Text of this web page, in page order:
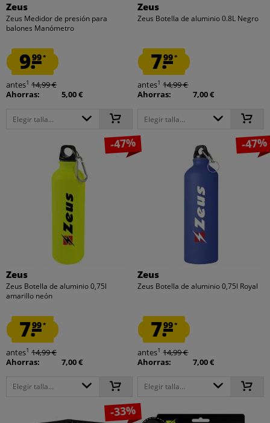
Zeus
Zeus Medidor de presión para
balones Manómetro
9.99*
antes1 14,99 €
Ahorras:
5,00 €
Elegir talla...
Zeus
Zeus Botella de aluminio 0.8L Negro
7.99*
antes1 14,99 €
Ahorras:
7,00 €
Elegir talla...
-47%
Zeus
Zeus Botella de aluminio 0,75l
amarillo neón
7.99*
antes1 14,99 €
Ahorras:
7,00 €
Elegir talla...
-47%
Zeus
Zeus Botella de aluminio 0,75l Royal
7.99*
antes1 14,99 €
Ahorras:
7,00 €
Elegir talla...
-33%